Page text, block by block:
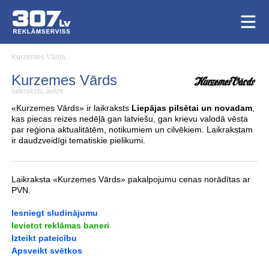
Kurzemes Vārds
Kurzemes Vārds
laikraksts, avīze
«Kurzemes Vārds» ir laikraksts Liepājas pilsētai un novadam,
kas piecas reizes nedēļā gan latviešu, gan krievu valodā vēsta
par reģiona aktualitātēm, notikumiem un cilvēkiem. Laikrakstam
ir daudzveidīgi tematiskie pielikumi.
Laikraksta «Kurzemes Vārds» pakalpojumu cenas norādītas ar
PVN.
Iesniegt sludinājumu
Ievietot reklāmas baneri
Izteikt pateicību
Apsveikt svētkos